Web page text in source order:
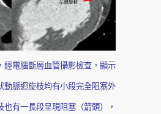
經電腦斷層血管攝影檢查，顯示
動脈迴旋枝均有小段完全阻塞外
也有一長段呈現阻塞（箭頭），